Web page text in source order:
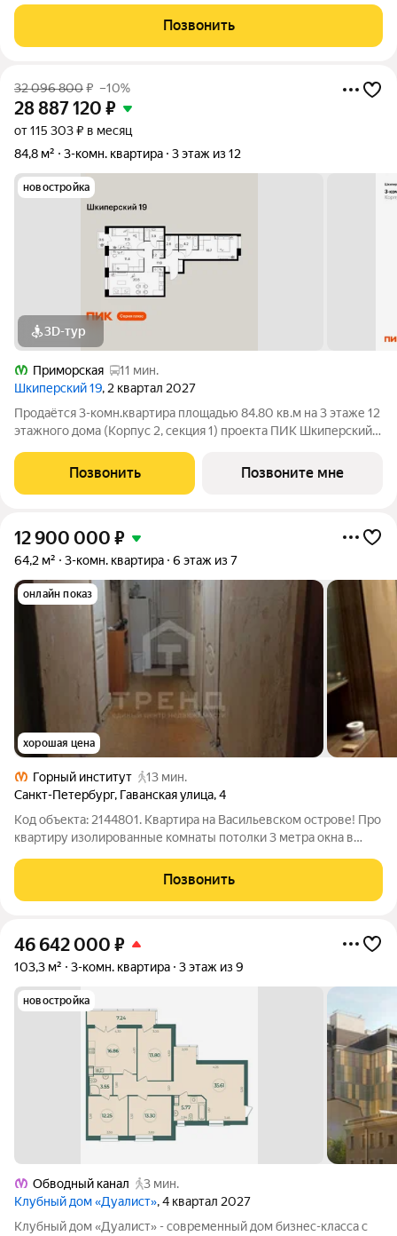
Двухуровневая квартира, общей площадью 212 кв.м.
расположена на втором и третьем этаже,
Позвонить
32 096 800₽ –10%
28 887 120 ₽
от 115 303 ₽ в месяц
84,8 м²
3-комн. квартира 3 этаж из 12
новостройка
3D-тур
Приморская
11 мин.
Шкиперский 19, 2 квартал 2027
Продаётся 3-комн.квартира площадью 84.80 кв.м на 3 этаже 12
этажного дома (Корпус 2, секция 1) проекта ПИК Шкиперский
функциональная планировка, большие окна. Жилой квартал
«Шкиперский 19» возводится в
Позвонить Позвоните мне
12 900 000 ₽
64,2 м² 3-комн. квартира 6 этаж из 7
онлайн показ
хорошая цена
Горный институт
13 мин.
Санкт-Петербург, Гаванская улица,4
Код объекта: 2144801. Квартира на Васильевском острове! Про
квартиру изолированные комнаты потолки 3 метра окна в
-управляющая компания. Светлая, чистая парадная. Нет лифта.
Про локацию до метро
Позвонить
46 642 000 ₽
103,3 м² 3-комн. квартира 3 этаж из 9
новостройка
Обводный канал
3 мин.
Клубный дом «Дуалист», 4 квартал 2027
Клубный дом «Дуалист» - современный дом бизнес-класса с